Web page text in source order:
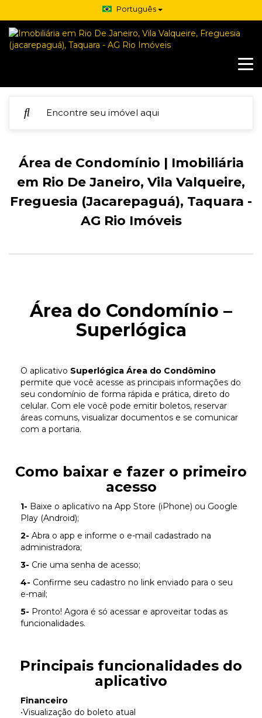
Português
Área de Condomínio | Imobiliária
em Rio De Janeiro, Vila Valqueire,
Freguesia (Jacarepaguá), Taquara -
AG Rio Imóveis
Área do Condomínio –
Superlógica
O aplicativo Superlógica Área do Condômino
permite que você acesse as principais informações do
seu condomínio de forma rápida e prática, direto do
celular. Com ele você pode emitir boletos, reservar
áreas comuns, visualizar documentos e se comunicar
com a portaria.
Como baixar e fazer o primeiro
acesso
1- Baixe o aplicativo na App Store (iPhone) ou Google
Play (Android);
2- Abra o app e informe o e-mail cadastrado na
administradora;
3- Crie uma senha de acesso;
4- Confirme seu cadastro no link enviado para o seu
e-mail;
5- Pronto! Agora é só acessar e aproveitar todas as
funcionalidades.
Principais funcionalidades do
aplicativo
Financeiro
•Visualização do boleto atual